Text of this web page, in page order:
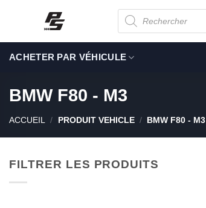
contenu
Recherche
de
produits
ACHETER PAR VÉHICULE
BMW F80 - M3
ACCUEIL / PRODUIT VEHICLE / BMW F80 - M3
FILTRER LES PRODUITS